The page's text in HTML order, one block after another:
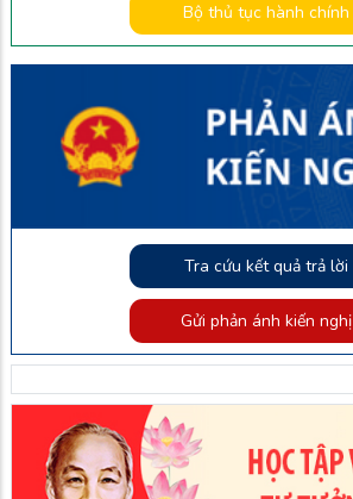
Bộ thủ tục hành chính
Tra cứu kết quả trả lời
Gửi phản ánh kiến nghị